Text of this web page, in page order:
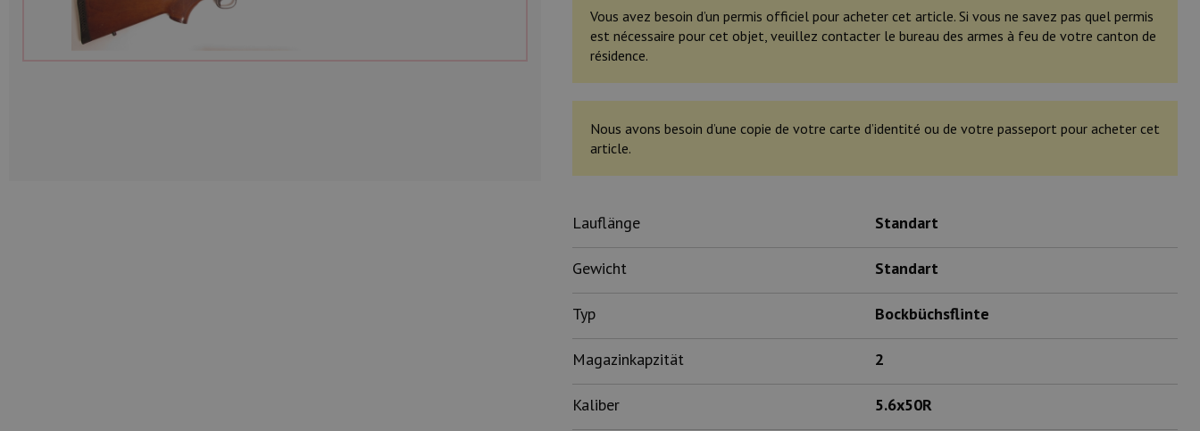
Vous avez besoin d’un permis officiel pour acheter cet article. Si vous ne savez pas quel permis
est nécessaire pour cet objet, veuillez contacter le bureau des armes à feu de votre canton de
résidence.
Nous avons besoin d’une copie de votre carte d’identité ou de votre passeport pour acheter cet
article.
Lauflänge Standart
Gewicht Standart
Typ Bockbüchsflinte
Magazinkapzität 2
Kaliber 5.6x50R